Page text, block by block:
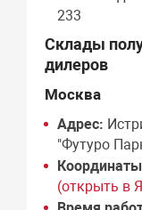
233
Склады
дилеров
Москва
Адрес:
"Футуро
(открыть в